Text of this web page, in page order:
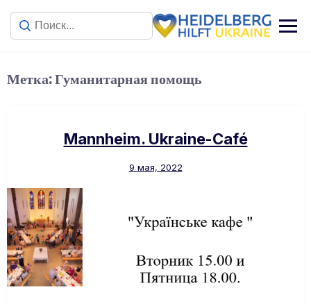
Метка:Гуманитарная помощь
Mannheim. Ukraine-Café
9 мая, 2022